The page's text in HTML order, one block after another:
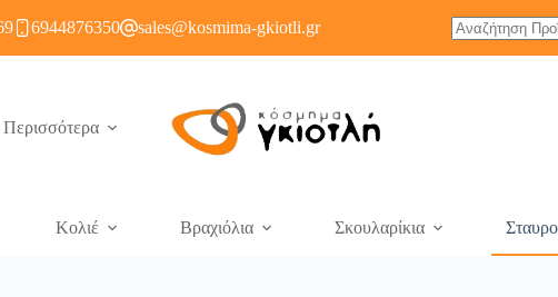
6944876350 sales@kosmima-gkiotli.gr
Περισσότερα
Κολιέ Βραχιόλια Σκουλαρίκια